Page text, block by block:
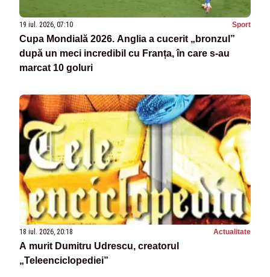
19 iul. 2026, 07:10 Sport
Cupa Mondială 2026. Anglia a cucerit „bronzul”
după un meci incredibil cu Franța, în care s-au
marcat 10 goluri
18 iul. 2026, 20:18 Actualitate
A murit Dumitru Udrescu, creatorul
„Teleenciclopediei”